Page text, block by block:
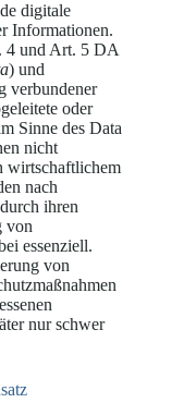
digitale
Informationen.
4 und Art. 5 DA
) und
verbundener
oder
Sinne des Data
nicht
wirtschaftlichem
nach
ihren
von
essenziell.
von
nur schwer